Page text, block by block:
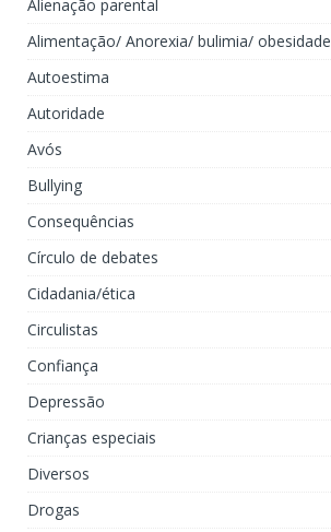
Alienação parental
Alimentação/ Anorexia/ bulimia/ obesidade
Autoestima
Autoridade
Avós
Bullying
Consequências
Círculo de debates
Cidadania/ética
Circulistas
Confiança
Depressão
Crianças especiais
Diversos
Drogas